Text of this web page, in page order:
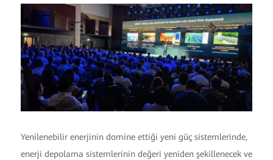
Yenilenebilir enerjinin domine ettiği yeni güç sistemlerinde,
enerji depolama sistemlerinin değeri yeniden şekillenecek ve